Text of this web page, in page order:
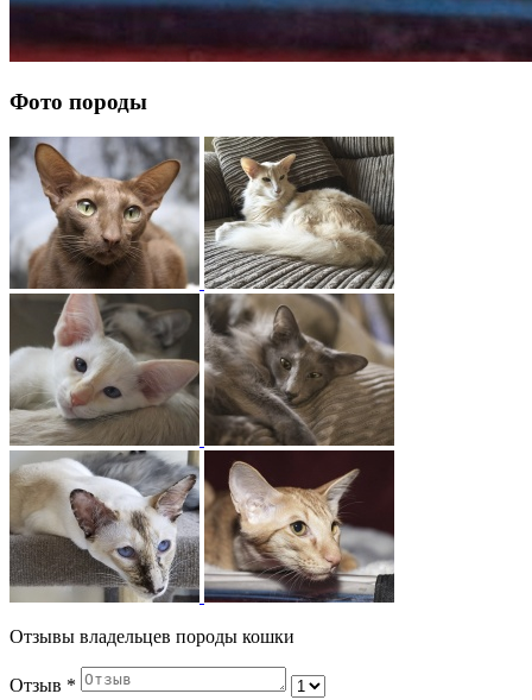
Фото породы
Отзывы владельцев породы кошки
Отзыв *